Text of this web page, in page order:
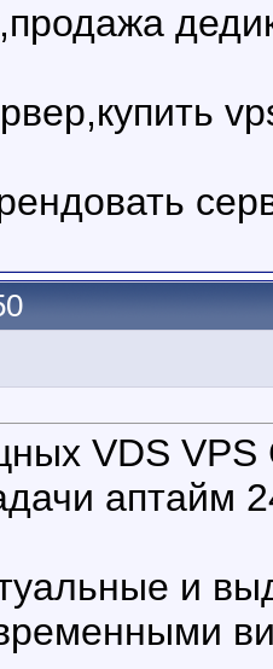
VDS VPS
аптайм
и